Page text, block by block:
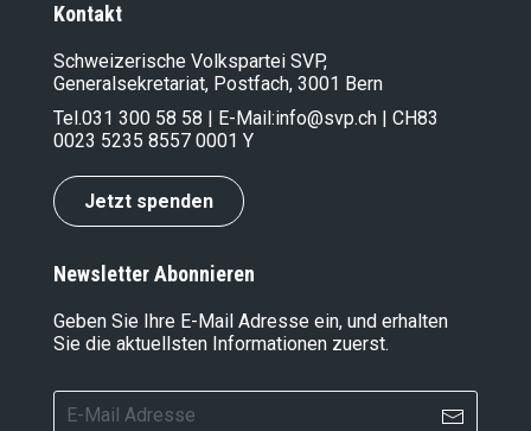
Kontakt
Schweizerische Volkspartei SVP,
Generalsekretariat, Postfach, 3001 Bern
Tel.031 300 58 58 | E-Mail:info@svp.ch | CH83
0023 5235 8557 0001 Y
Jetzt spenden
Newsletter Abonnieren
Geben Sie Ihre E-Mail Adresse ein, und erhalten
Sie die aktuellsten Informationen zuerst.